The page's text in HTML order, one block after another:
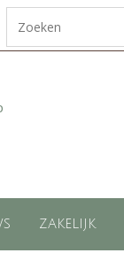
ZAKELIJK